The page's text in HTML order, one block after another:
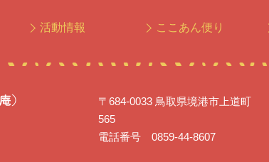
活動情報 ここあん便り
〒684-0033 鳥取県境港市上道町
565
電話番号 0859-44-8607